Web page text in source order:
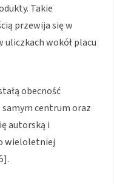
Takie
przewija się w
uliczkach wokół placu
obecność
centrum oraz
autorską i
wieloletniej